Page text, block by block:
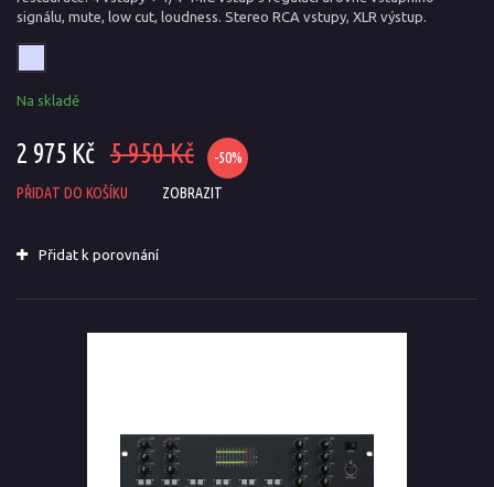
signálu, mute, low cut, loudness. Stereo RCA vstupy, XLR výstup.
Na skladě
2 975 Kč 5 950 Kč -50%
PŘIDAT DO KOŠÍKU ZOBRAZIT
Přidat k porovnání